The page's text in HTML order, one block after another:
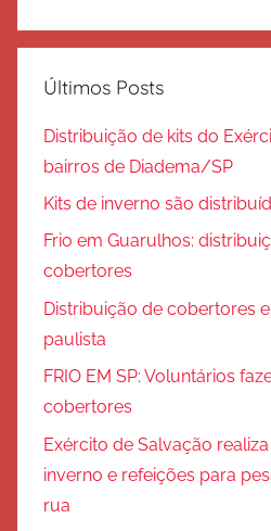
Últimos Posts
Distribuição de kits do
bairros de Diadema/SP
Kits de inverno são
Frio em Guarulhos:
cobertores
Distribuição de cobertores
paulista
FRIO EM SP: Voluntários
cobertores
Exército de Salvação
inverno e refeições para
rua